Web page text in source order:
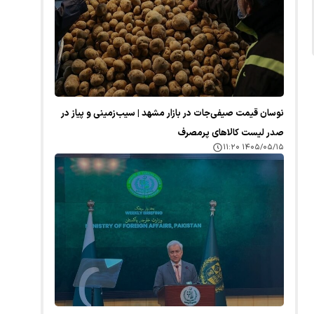
نوسان قیمت صیفی‌جات در بازار مشهد | سیب‌زمینی و پیاز در
صدر لیست کالا‌های پرمصرف
۱۴۰۵/۰۵/۱۵ ۱۱:۲۰